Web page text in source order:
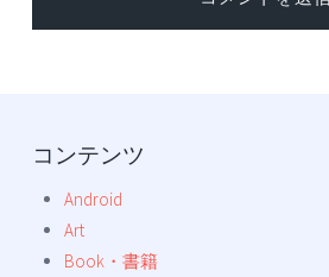
コンテンツ
Android
Art
Book・書籍